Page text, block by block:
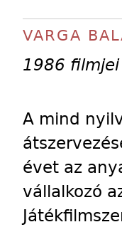
VARGA
1986 filmjei
A mind
évet az
vállalkozó